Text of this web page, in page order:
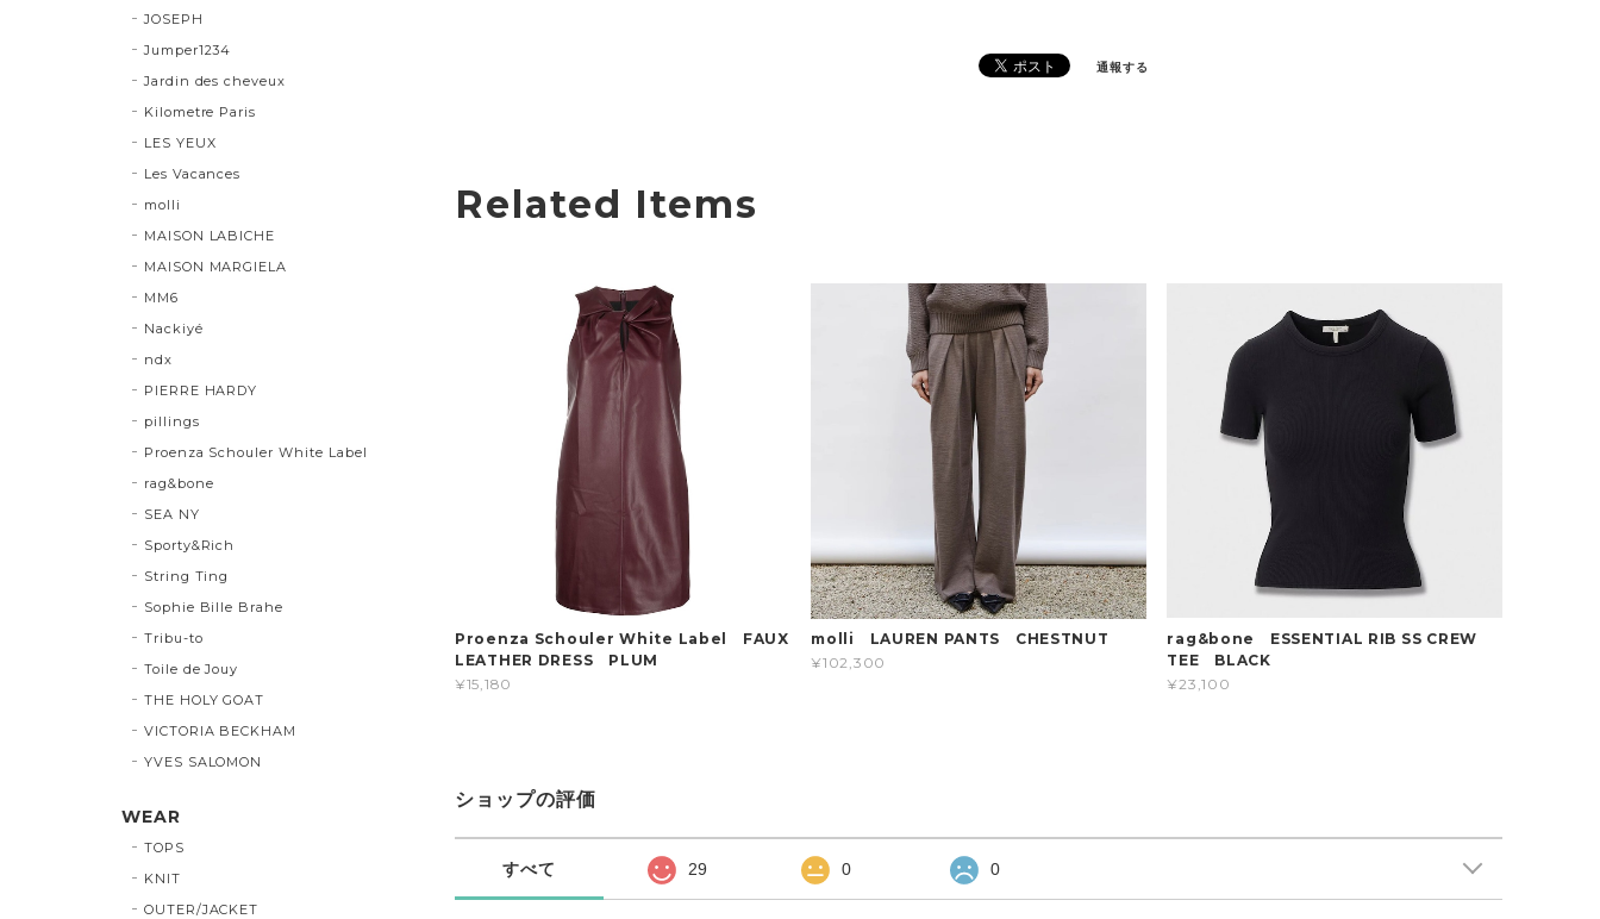
通報する
Related Items
Proenza Schouler White Label FAUX
LEATHER DRESS PLUM
¥15,180
molli LAUREN PANTS CHESTNUT
¥102,300
rag&bone ESSENTIAL RIB SS CREW
TEE BLACK
¥23,100
ショップの評価
すべて 29 0 0
JOSEPH
Jumper1234
Jardin des cheveux
Kilometre Paris
LES YEUX
Les Vacances
molli
MAISON LABICHE
MAISON MARGIELA
MM6
Nackiyé
ndx
PIERRE HARDY
pillings
Proenza Schouler White Label
rag&bone
SEA NY
Sporty&Rich
String Ting
Sophie Bille Brahe
Tribu-to
Toile de Jouy
THE HOLY GOAT
VICTORIA BECKHAM
YVES SALOMON
WEAR
TOPS
KNIT
OUTER/JACKET